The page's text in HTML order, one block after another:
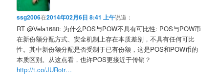
ssg2006在2014年02月6日 8:41 上午说道：
RT @Vela1680: 为什么POS与POW不具有可比性: POS与POW币
在新份额分配方式、安全机制上存在本质差别，不具有任何可比
性。其中新份额分配是否受制于已有份额，这是POS和POW币的
本质区别。从这点看，也许POS更接近于传销？
http://t.co/JURotr…